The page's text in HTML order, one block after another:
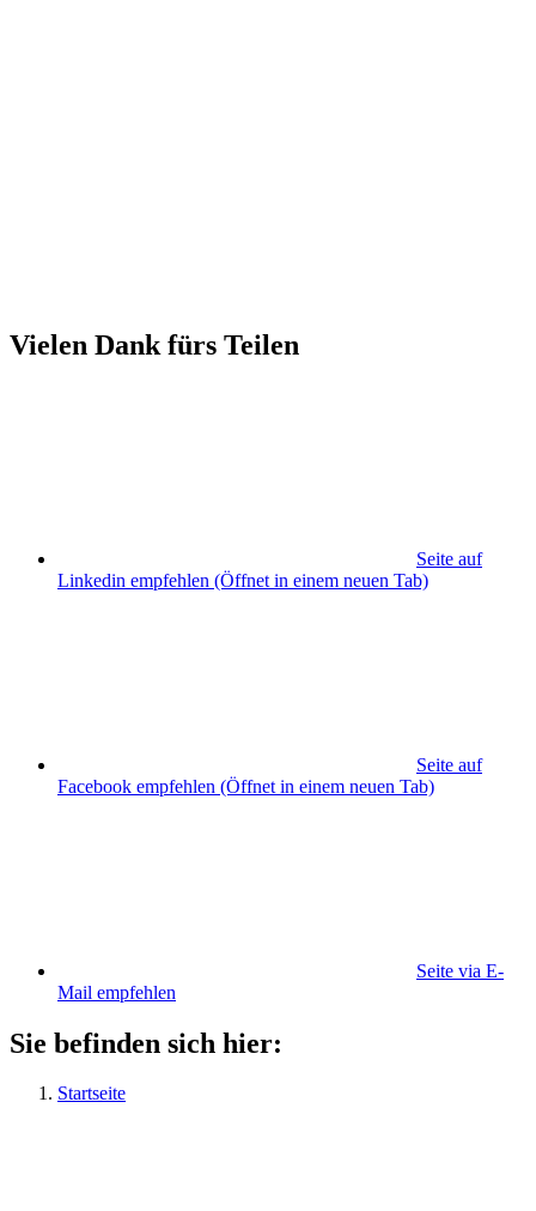
Vielen Dank fürs Teilen
Seite auf
Linkedin empfehlen (Öffnet in einem neuen Tab)
Seite auf
Facebook empfehlen (Öffnet in einem neuen Tab)
Seite via E-
Mail empfehlen
Sie befinden sich hier:
Startseite